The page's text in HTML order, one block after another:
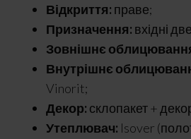
Відкриття: праве;
Призначення: вхідні
Зовнішнє
Внутрішнє
Vinorit;
Декор: склопакет +
Утеплювач: Isover